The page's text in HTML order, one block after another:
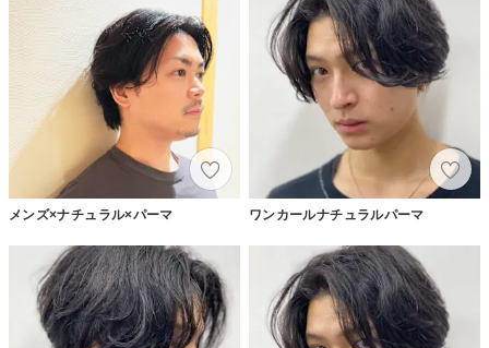
メンズ×ナチュラル×パーマ ワンカールナチュラルパーマ